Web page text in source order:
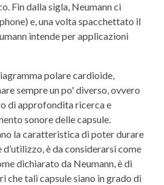
Fin dalla sigla, Neumann ci
e, una volta spacchettato il
intende per applicazioni
polare cardioide,
sempre un po' diverso, ovvero
di approfondita ricerca e
sonore delle capsule.
la caratteristica di poter durare
è da considerarsi come
dichiarato da Neumann, è di
che tali capsule siano in grado di